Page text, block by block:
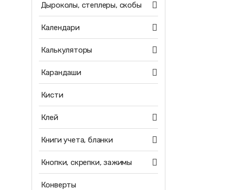
Дыроколы, степлеры, скобы
Календари
Калькуляторы
Карандаши
Кисти
Клей
Книги учета, бланки
Кнопки, скрепки, зажимы
Конверты